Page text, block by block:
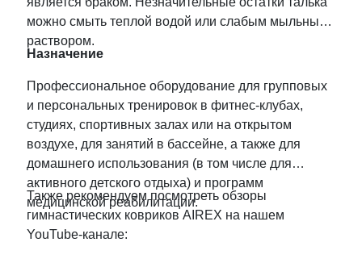
можно смыть теплой водой или слабым мыльным
раствором.
Назначение
Профессиональное оборудование для групповых
и персональных тренировок в фитнес-клубах,
студиях, спортивных залах или на открытом
воздухе, для занятий в бассейне, а также для
домашнего использования (в том числе для
активного детского отдыха) и программ
медицинской реабилитации.
Также рекомендуем посмотреть обзоры
гимнастических ковриков AIREX на нашем
YouTube-канале: